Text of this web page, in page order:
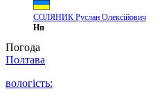
СОЛЯНИК Руслан Олексійович
Нп
Погода
Полтава
вологість: